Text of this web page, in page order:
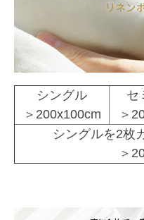
シングル
＞200x100cm
セ
＞
シングルを2枚
＞